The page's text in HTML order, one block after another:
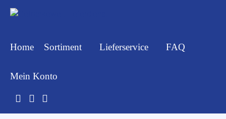
Home Sortiment Lieferservice FAQ
Mein Konto